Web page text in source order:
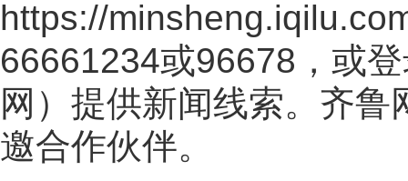
https://
66661234或96678，或
网 ）提供新闻线索。齐鲁
邀合作伙伴。